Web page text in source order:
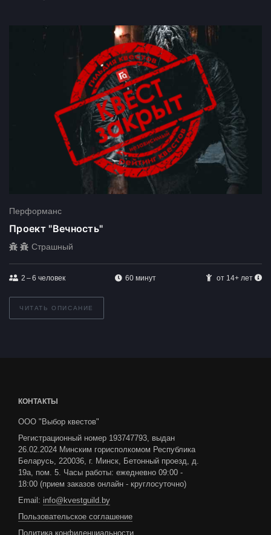
Перформанс
Проект "Вечность"
Страшный
2 – 6 человек 60 минут от 14+ лет
ЧИТАТЬ ОПИСАНИЕ
КОНТАКТЫ
ООО "Выбор квестов"
Регистрационный номер 193747793, выдан
26.02.2024 Минским горисполкомом Республика
Беларусь, 220036, г. Минск, Бетонный проезд, д.
19а, пом. 5. Часы работы: ежедневно 09:00 -
18:00 (прием заказов онлайн - круглосуточно)
Email: info@kvestguild.by
Пользовательское соглашение
Политика конфиденциальности